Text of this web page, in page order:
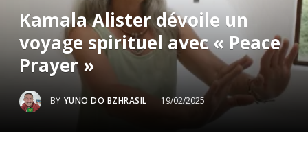
Kamala Alister dévoile un
voyage spirituel avec « Peace
Prayer »
BY YUNO DO BZHRASIL 19/02/2025